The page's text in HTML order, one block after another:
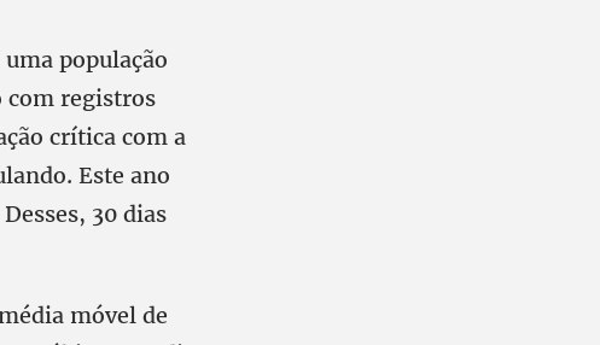
população
com registros
crítica com a
Este ano
30 dias
móvel de